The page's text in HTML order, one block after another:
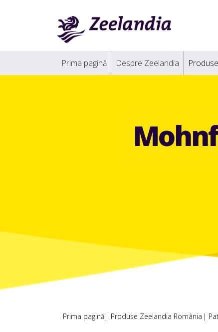
Prima pagină Despre Zeelandia
Prima pagină Produse Zeelandia România